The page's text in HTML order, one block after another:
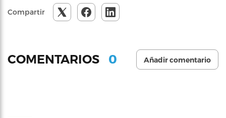
Compartir
COMENTARIOS 0 Añadir comentario